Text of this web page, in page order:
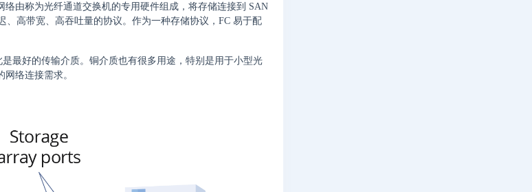
由称为光纤通道交换机的专用硬件组成，将存储连接到 SAN
高带宽、高吞吐量的协议。作为一种存储协议，FC 易于配
最好的传输介质。铜介质也有很多用途，特别是用于小型光
络连接需求。